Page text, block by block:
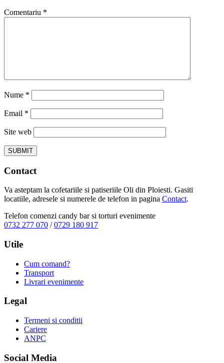
Comentariu *
Nume *
Email *
Site web
Contact
Va asteptam la cofetariile si patiseriile Oli din Ploiesti. Gasiti
locatiile, adresele si numerele de telefon in pagina Contact.
Telefon comenzi candy bar si torturi evenimente
0732 277 070 /0729 180 917
Utile
Cum comand?
Transport
Livrari evenimente
Legal
Termeni si conditii
Cariere
ANPC
Social Media